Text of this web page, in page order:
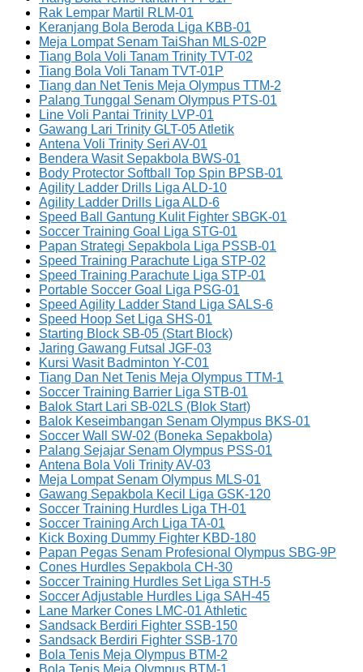
Rak Lempar Martil RLM-01
Keranjang Bola Beroda Liga KBB-01
Meja Lompat Senam TaiShan MLS-02P
Tiang Bola Voli Tanam Trinity TVT-02
Tiang Bola Voli Tanam TVT-01P
Tiang dan Net Tenis Meja Olympus TTM-2
Palang Tunggal Senam Olympus PTS-01
Line Voli Pantai Trinity LVP-01
Gawang Lari Trinity GLT-05 Atletik
Antena Voli Trinity Seri AV-01
Bendera Wasit Sepakbola BWS-01
Body Protector Softball Top Spin BPSB-01
Agility Ladder Drills Liga ALD-10
Agility Ladder Drills Liga ALD-6
Speed Ball Gantung Kulit Fighter SBGK-01
Soccer Training Goal Liga STG-01
Papan Strategi Sepakbola Liga PSSB-01
Speed Training Parachute Liga STP-02
Speed Training Parachute Liga STP-01
Portable Soccer Goal Liga PSG-01
Speed Agility Ladder Stand Liga SALS-6
Speed Hoop Set Liga SHS-01
Starting Block SB-05 (Start Block)
Jaring Gawang Futsal JGF-03
Kursi Wasit Badminton Y-C01
Tiang Dan Net Tenis Meja Olympus TTM-1
Soccer Training Barrier Liga STB-01
Balok Start Lari SB-02LS (Blok Start)
Balok Keseimbangan Senam Olympus BKS-01
Soccer Wall SW-02 (Boneka Sepakbola)
Palang Sejajar Senam Olympus PSS-01
Antena Bola Voli Trinity AV-03
Meja Lompat Senam Olympus MLS-01
Gawang Sepakbola Kecil Liga GSK-120
Soccer Training Hurdles Liga TH-01
Soccer Training Arch Liga TA-01
Kick Boxing Dummy Fighter KBD-180
Papan Pegas Senam Profesional Olympus SBG-9P
Cones Hurdles Sepakbola CH-30
Soccer Training Hurdles Set Liga STH-5
Soccer Adjustable Hurdles Liga SAH-45
Lane Marker Cones LMC-01 Athletic
Sandsack Berdiri Fighter SSB-150
Sandsack Berdiri Fighter SSB-170
Bola Tenis Meja Olympus BTM-2
Bola Tenis Meja Olympus BTM-1